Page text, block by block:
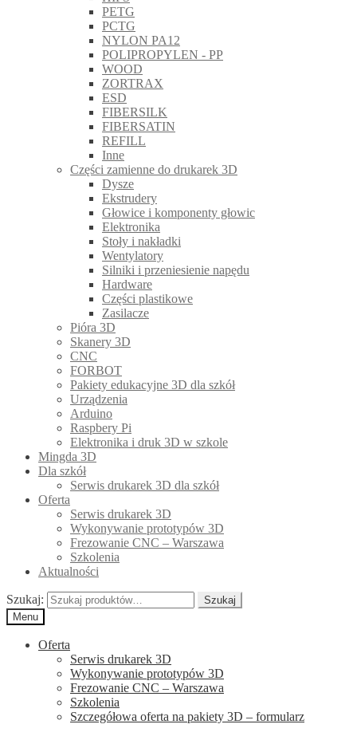
PETG
PCTG
NYLON PA12
POLIPROPYLEN - PP
WOOD
ZORTRAX
ESD
FIBERSILK
FIBERSATIN
REFILL
Inne
Części zamienne do drukarek 3D
Dysze
Ekstrudery
Głowice i komponenty głowic
Elektronika
Stoły i nakładki
Wentylatory
Silniki i przeniesienie napędu
Hardware
Części plastikowe
Zasilacze
Pióra 3D
Skanery 3D
CNC
FORBOT
Pakiety edukacyjne 3D dla szkół
Urządzenia
Arduino
Raspbery Pi
Elektronika i druk 3D w szkole
Mingda 3D
Dla szkół
Serwis drukarek 3D dla szkół
Oferta
Serwis drukarek 3D
Wykonywanie prototypów 3D
Frezowanie CNC – Warszawa
Szkolenia
Aktualności
Szukaj:
Szukaj
Menu
Oferta
Serwis drukarek 3D
Wykonywanie prototypów 3D
Frezowanie CNC – Warszawa
Szkolenia
Szczegółowa oferta na pakiety 3D – formularz